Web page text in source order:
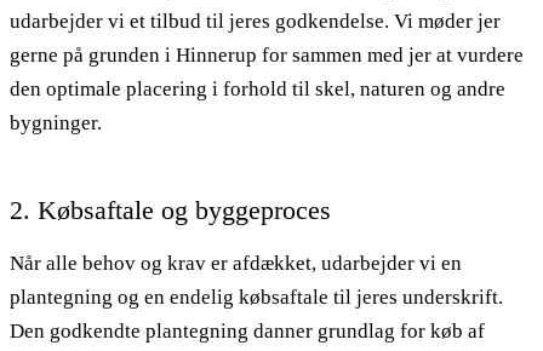
udarbejder vi et tilbud til jeres godkendelse. Vi møder jer
gerne på grunden i Hinnerup for sammen med jer at vurdere
den optimale placering i forhold til skel, naturen og andre
bygninger.
2. Købsaftale og byggeproces
Når alle behov og krav er afdækket, udarbejder vi en
plantegning og en endelig købsaftale til jeres underskrift.
Den godkendte plantegning danner grundlag for køb af